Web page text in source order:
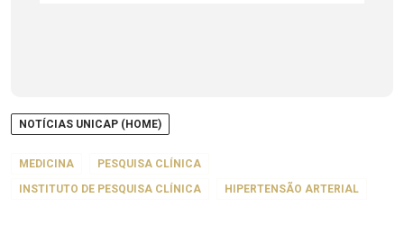
NOTÍCIAS UNICAP (HOME)
MEDICINA
PESQUISA CLÍNICA
INSTITUTO DE PESQUISA CLÍNICA
HIPERTENSÃO ARTERIAL